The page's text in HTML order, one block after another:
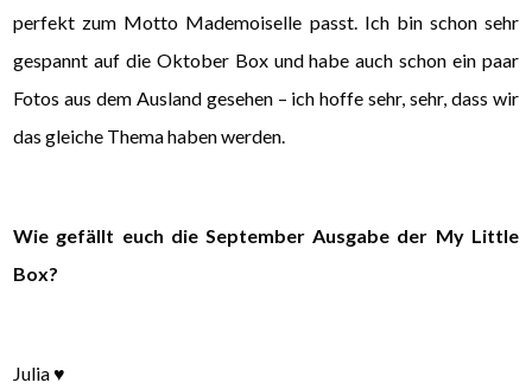
perfekt zum Motto Mademoiselle passt. Ich bin schon sehr
gespannt auf die Oktober Box und habe auch schon ein paar
Fotos aus dem Ausland gesehen – ich hoffe sehr, sehr, dass wir
das gleiche Thema haben werden.
Wie gefällt euch die September Ausgabe der My Little
Box?
Julia ♥